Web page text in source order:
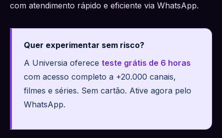
com atendimento rápido e eficiente via WhatsApp.
Quer experimentar sem risco?
A Universia oferece teste grátis de 6 horas
com acesso completo a +20.000 canais,
filmes e séries. Sem cartão. Ative agora pelo
WhatsApp.